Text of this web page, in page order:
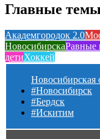
Главные темы
Академгородок 2.0
НовосибирскаРавные
детиХоккей
Новосибирская
#Новосибирск
#Бердск
#Искитим